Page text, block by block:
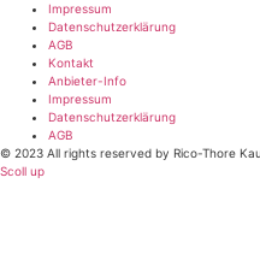
Impressum
Datenschutzerklärung
AGB
Kontakt
Anbieter-Info
Impressum
Datenschutzerklärung
AGB
© 2023 All rights reserved by Rico-Thore
Scoll up